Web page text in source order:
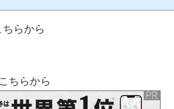
じゃないとあわないよ株主優待の紹介記事はこちらから株
くＨＤ(3197)株価：1511円優待利回り：2.65％株価1600円
らから
ちらから